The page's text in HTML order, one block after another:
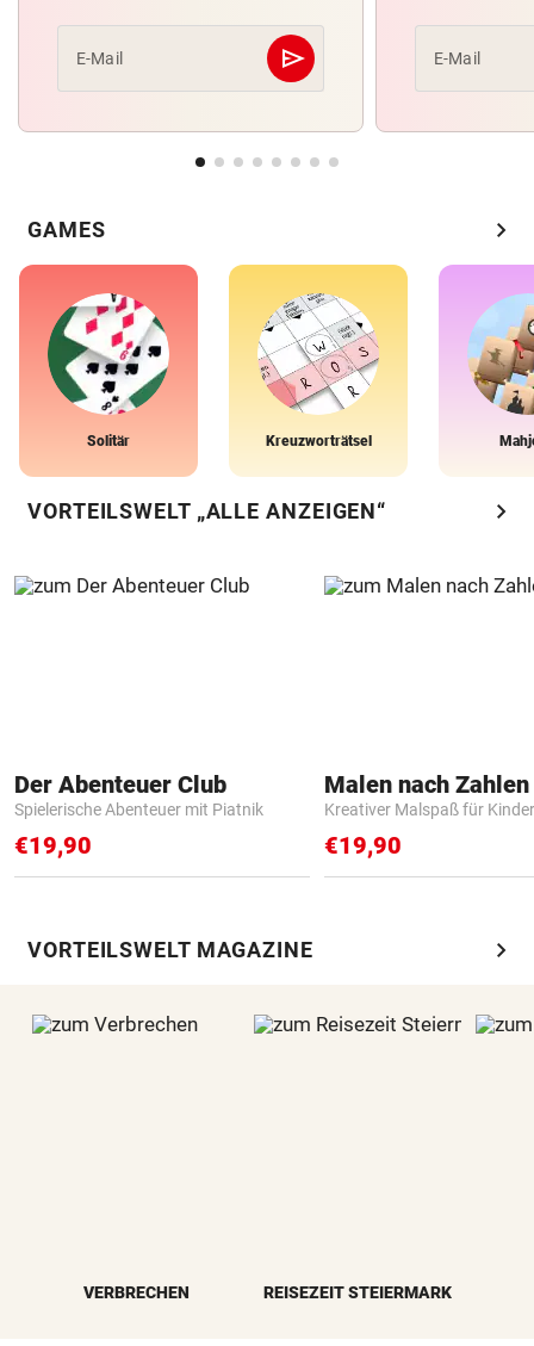
E-Mail send
Abschicken E-Mail
GAMES chevron_right
Solitär Kreuzworträtsel
VORTEILSWELT „ALLE ANZEIGEN“ chevron_right
Der Abenteuer Club
Spielerische Abenteuer mit Piatnik
€19,90
Kreativer Malspaß für Kinder
€19,90
VORTEILSWELT MAGAZINE chevron_right
VERBRECHEN REISEZEIT STEIERMARK